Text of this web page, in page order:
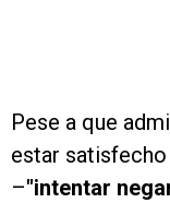
Pese a que
estar
–"intentar